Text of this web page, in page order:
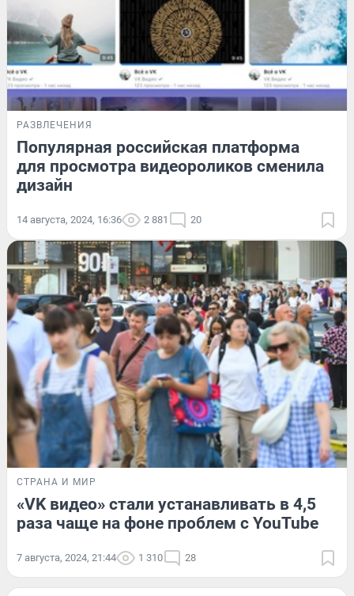
РАЗВЛЕЧЕНИЯ
Популярная российская платформа
для просмотра видеороликов сменила
дизайн
14 августа, 2024, 16:36 2 881 20
СТРАНА И МИР
«VK видео» стали устанавливать в 4,5
раза чаще на фоне проблем с YouTube
7 августа, 2024, 21:44 1 310 28